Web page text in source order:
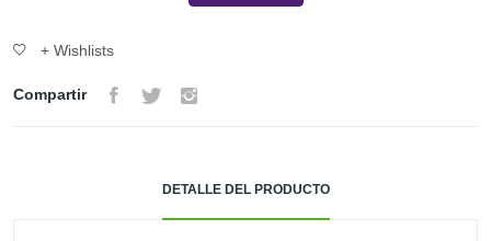
+ Wishlists
Compartir
DETALLE DEL PRODUCTO